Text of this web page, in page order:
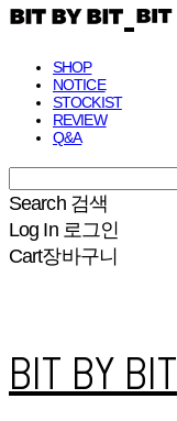
SHOP
NOTICE
STOCKIST
REVIEW
Q&A
Search 검색
Log In 로그인
Cart장바구니
BIT BY BIT